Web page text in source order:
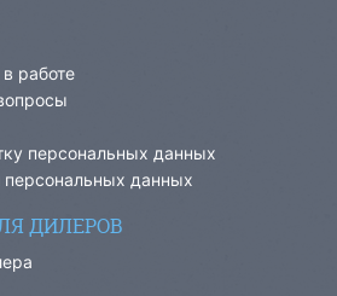
работе
персональных данных
персональных данных
ДИЛЕРОВ